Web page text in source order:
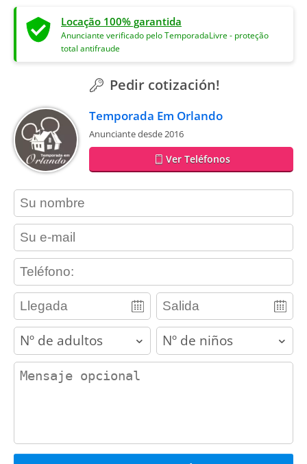
Locação 100% garantida
Anunciante verificado pelo TemporadaLivre - proteção
total antifraude
Pedir cotización!
Temporada Em Orlando
Anunciante desde 2016
Ver Teléfonos
contact_name
contact_email
contact_phone
adults children
contact_message